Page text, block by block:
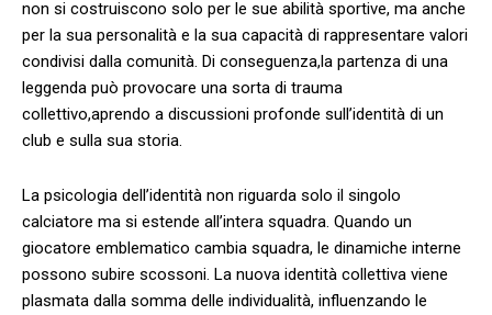
non si⁤ costruiscono solo per le ⁣sue abilità sportive,​ ma anche
⁢per la sua personalità e la ‌sua capacità di rappresentare valori
condivisi dalla comunità. Di⁣ conseguenza,la partenza ​di una⁢
leggenda può provocare una sorta ⁢di trauma
collettivo,aprendo a discussioni profonde sull’identità ⁢di un
⁤club⁤ e sulla sua storia.
La psicologia⁣ dell’identità‌ non riguarda solo il singolo
calciatore ma si estende all’intera squadra.‌ Quando⁢ un
giocatore emblematico cambia squadra, le dinamiche interne
possono‍ subire scossoni. La nuova identità ⁢collettiva viene
plasmata dalla somma ⁤delle individualità, influenzando le